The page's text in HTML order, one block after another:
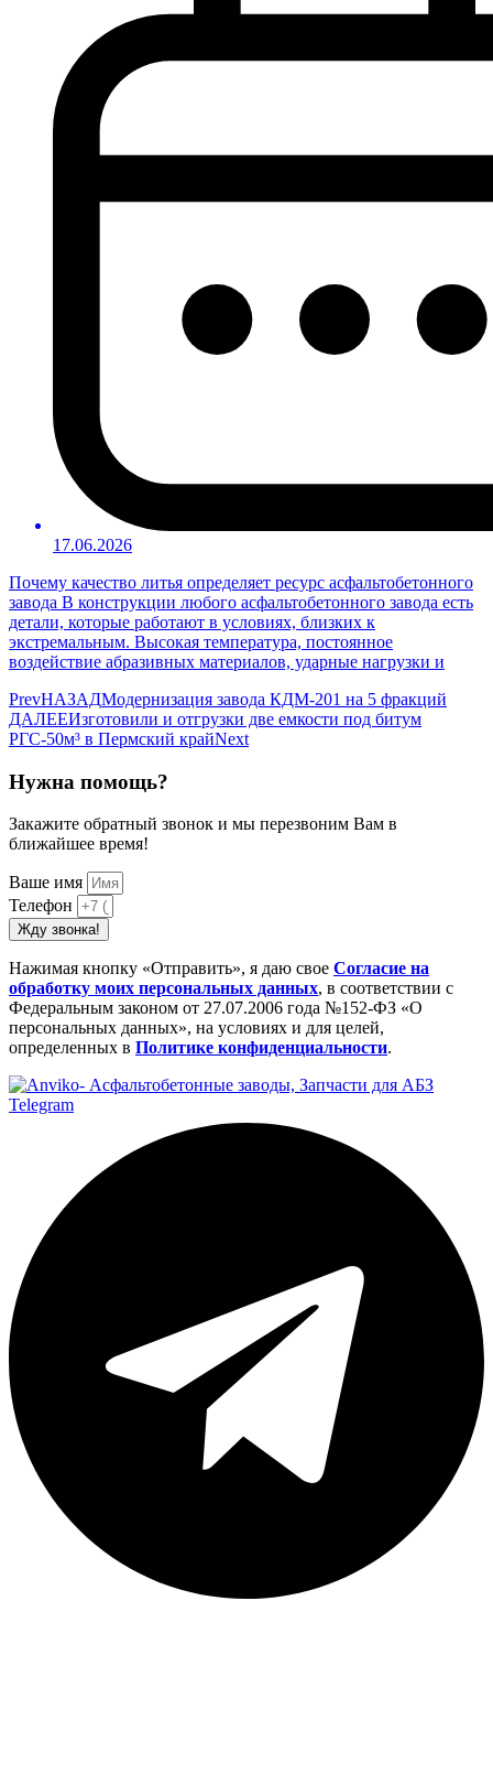
17.06.2026
Почему качество литья определяет ресурс асфальтобетонного
завода В конструкции любого асфальтобетонного завода есть
детали, которые работают в условиях, близких к
экстремальным. Высокая температура, постоянное
воздействие абразивных материалов, ударные нагрузки и
PrevНАЗАДМодернизация завода КДМ-201 на 5 фракций
ДАЛЕЕИзготовили и отгрузки две емкости под битум
РГС-50м³ в Пермский крайNext
Нужна помощь?
Закажите обратный звонок и мы перезвоним Вам в
ближайшее время!
Ваше имя
Телефон
Жду звонка!
Нажимая кнопку «Отправить», я даю свое Cогласие на
обработку моих персональных данных, в соответствии с
Федеральным законом от 27.07.2006 года №152-ФЗ «О
персональных данных», на условиях и для целей,
определенных в Политике конфиденциальности.
Telegram